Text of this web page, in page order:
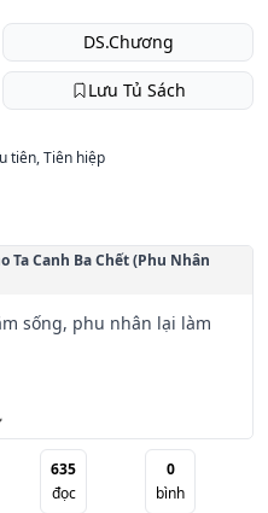
DS.Chương
Lưu Tủ Sách
tiên, Tiên hiệp
Ta Canh Ba Chết (Phu Nhân
sống, phu nhân lại làm
đây thế giới này trở nên
635
đọc
0
bình